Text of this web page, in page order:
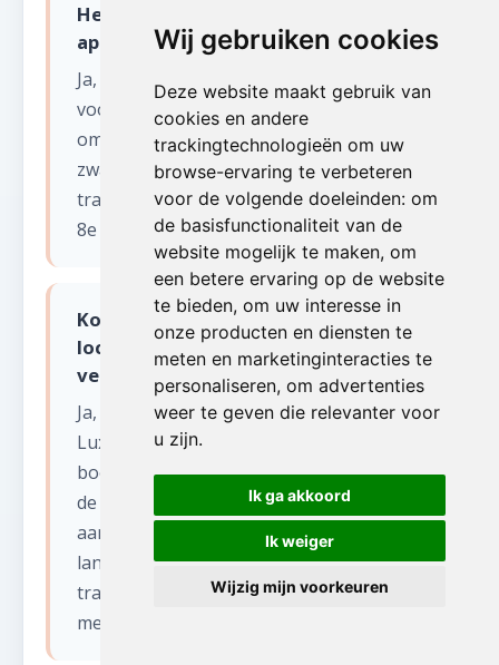
Wij gebruiken cookies
Deze website maakt gebruik van
cookies en andere
trackingtechnologieën om uw
browse-ervaring te verbeteren
voor de volgende doeleinden: om
de basisfunctionaliteit van de
website mogelijk te maken, om
een betere ervaring op de website
te bieden, om uw interesse in
onze producten en diensten te
meten en marketinginteracties te
personaliseren, om advertenties
weer te geven die relevanter voor
u zijn.
Ik ga akkoord
Ik weiger
Wijzig mijn voorkeuren
Hebben jullie een verhuislift voor
appartementen in Torgny?
Ja, wij beschikken over een verhuislift
voor appartementen in Torgny en
omgeving. Dit is vooral handig voor
zware meubels en wanneer het
trappenhuis te smal is. De lift kan tot de
8e verdieping reiken.
Komen jullie ook naar afgelegen
locaties in de Ardennen voor
verhuizen?
Ja, wij bedienen de volledige provincie
Luxemburg, inclusief afgelegen
boerderijen en huizen in de bossen van
de Ardennen. Wij beschikken over
aangepaste voertuigen voor smalle
landwegen en onverharde paden. Extra
transportkosten worden altijd vooraf
meegedeeld.